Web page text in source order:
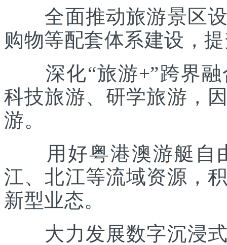
全面推动旅游景区设
购物等配套体系建设，
深化“旅游+”跨界融
科技旅游、研学旅游，
游。
用好粤港澳游艇自
江、北江等流域资源，
新型业态。
大力发展数字沉浸式